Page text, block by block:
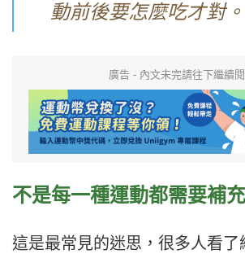
動前後要怎麼吃才對。
廣告 - 內文未完請往下繼續
不是每一種運動都需要補充
這是最常見的迷思，很多人看了